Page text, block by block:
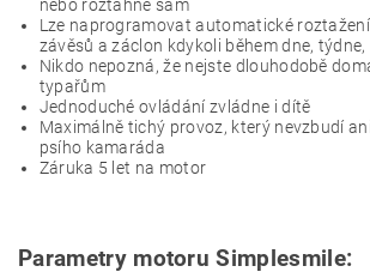
nebo roztáhne sám
Lze naprogramovat automatické
závěsů a záclon kdykoli během dne, týdne,
Nikdo nepozná, že nejste dlouhodobě
typařům
Jednoduché ovládání zvládne i dítě
Maximálně tichý provoz, který nevzbudí
psího kamaráda
Záruka 5 let na motor
Parametry motoru Simplesmile: